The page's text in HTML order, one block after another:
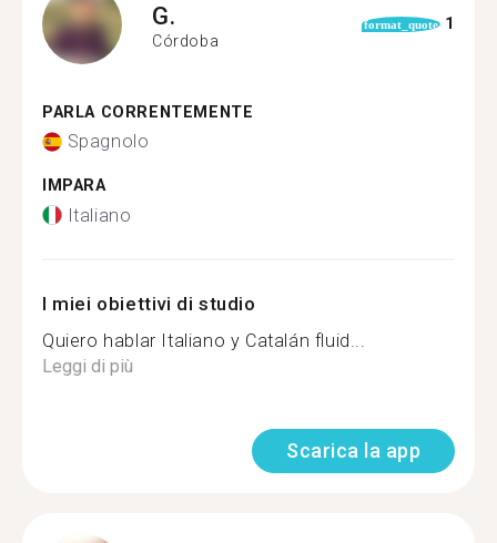
G.
Córdoba
format_quote 1
PARLA CORRENTEMENTE
Spagnolo
IMPARA
Italiano
I miei obiettivi di studio
Quiero hablar Italiano y Catalán fluid...
Leggi di più
Scarica la app